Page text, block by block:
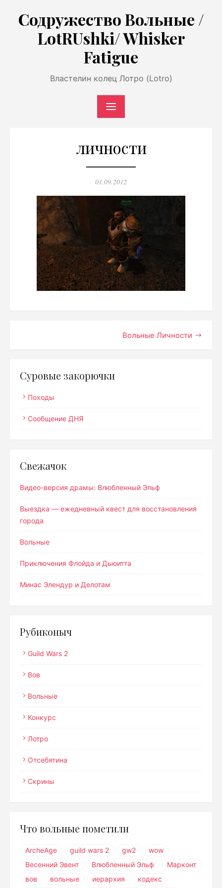
содержимому
Содружество Вольные /
LotRUshki/ Whisker
Fatigue
Властелин колец Лотро (Lotro)
личности
Опубликовано
01.09.2012
записям
Вольные Личности
Суровые закорючки
Походы
Сообщение ДНЯ
Свежачок
Видео-версия драмы: Влюбленный Эльф
Выездка — ежедневный квест для восстановления
города
Вольные
Приключения Флойда и Дьюитта
Минас Элендур и Делотам
Рубиконыч
Guild Wars 2
Вов
Вольные
Конкурс
Лотро
Отсебятина
Скрины
Что вольные пометили
ArcheAge guild wars 2 gw2
wow
Весенний Эвент
Влюбленный Эльф
Марконт
вов
вольные иерархия кодекс